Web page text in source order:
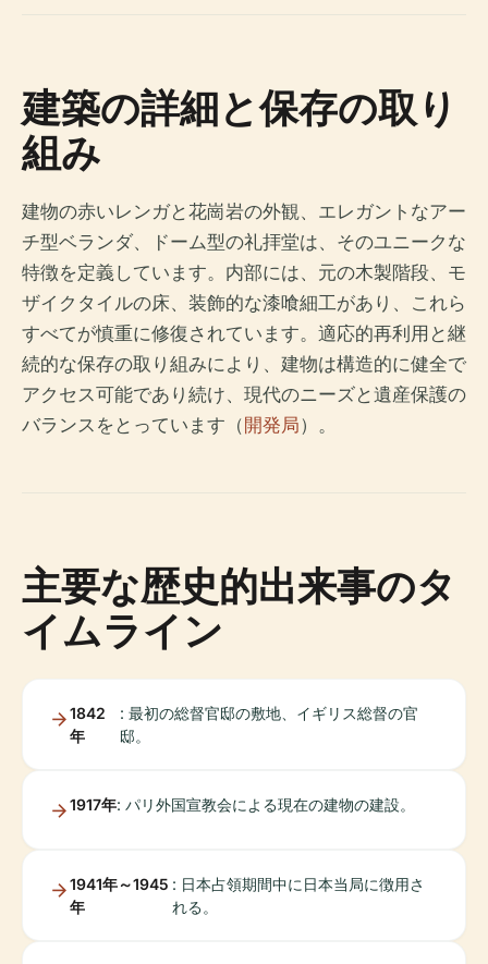
建築の詳細と保存の取り
組み
建物の赤いレンガと花崗岩の外観、エレガントなアー
チ型ベランダ、ドーム型の礼拝堂は、そのユニークな
特徴を定義しています。内部には、元の木製階段、モ
ザイクタイルの床、装飾的な漆喰細工があり、これら
すべてが慎重に修復されています。適応的再利用と継
続的な保存の取り組みにより、建物は構造的に健全で
アクセス可能であり続け、現代のニーズと遺産保護の
バランスをとっています（開発局）。
主要な歴史的出来事のタ
イムライン
1842
年
: 最初の総督官邸の敷地、イギリス総督の官
邸。
1917年: パリ外国宣教会による現在の建物の建設。
1941年～1945
年
: 日本占領期間中に日本当局に徴用さ
れる。